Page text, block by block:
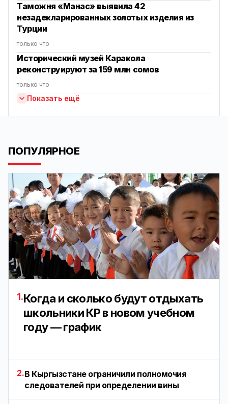
Таможня «Манас» выявила 42
незадекларированных золотых изделия из
Турции
только что
Исторический музей Каракола
реконструируют за 159 млн сомов
только что
Показать ещё
ПОПУЛЯРНОЕ
1.Когда и сколько будут отдыхать
школьники КР в новом учебном
году — график
2.В Кыргызстане ограничили полномочия
следователей при определении вины